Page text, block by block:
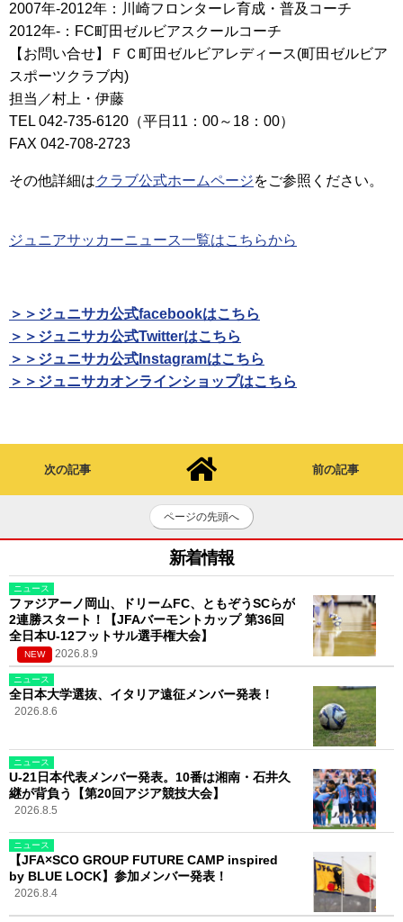
2007年-2012年：川崎フロンターレ育成・普及コーチ
2012年-：FC町田ゼルビアスクールコーチ
【お問い合せ】ＦＣ町田ゼルビアレディース(町田ゼルビア
スポーツクラブ内)
担当／村上・伊藤
TEL 042-735-6120（平日11：00～18：00）
FAX 042-708-2723
その他詳細はクラブ公式ホームページをご参照ください。
ジュニアサッカーニュース一覧はこちらから
＞＞ジュニサカ公式facebookはこちら
＞＞ジュニサカ公式Twitterはこちら
＞＞ジュニサカ公式Instagramはこちら
＞＞ジュニサカオンラインショップはこちら
次の記事 前の記事
ページの先頭へ
新着情報
ニュース
ファジアーノ岡山、ドリームFC、ともぞうSCらが
2連勝スタート！【JFAバーモントカップ 第36回
全日本U-12フットサル選手権大会】
NEW 2026.8.9
ニュース
全日本大学選抜、イタリア遠征メンバー発表！
2026.8.6
ニュース
U-21日本代表メンバー発表。10番は湘南・石井久
継が背負う【第20回アジア競技大会】
2026.8.5
ニュース
【JFA×SCO GROUP FUTURE CAMP inspired
by BLUE LOCK】参加メンバー発表！
2026.8.4